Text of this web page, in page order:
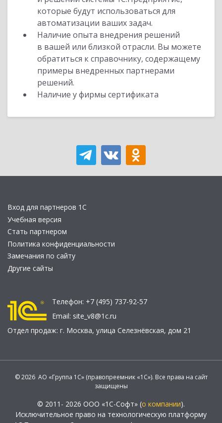
которые будут использоваться для
автоматизации ваших задач.
Наличие опыта внедрения решений
в вашей или близкой отрасли. Вы можете
обратиться к справочнику, содержащему
примеры внедренных партнерами
решений.
Наличие у фирмы сертификата
Вход для партнеров 1С
Учебная версия
Стать партнером
Политика конфиденциальности
Замечания по сайту
Другие сайты
Телефон: +7 (495) 737-92-57
Email: site_v8@1c.ru
Отдел продаж: г. Москва, улица Селезнёвская, дом 21
© 2026 АО «Группа 1С» (правопреемник «1С»). Все права на сайт
защищены
© 2011- 2026 ООО «1С-Софт» (о компании).
Исключительное право на технологическую платформу